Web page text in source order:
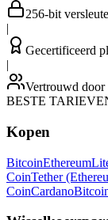
256-bit
|
Gecertificeerd
|
Vertrouwd
BESTE
Kopen
BitcoinEthereum
CoinTether
CoinCardano